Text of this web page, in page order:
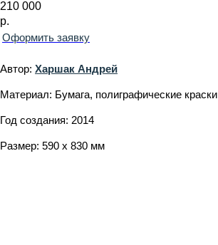
210 000
р.
Оформить заявку
Автор: Харшак Андрей
Материал: Бумага, полиграфические краски
Год создания: 2014
Размер: 590 х 830 мм